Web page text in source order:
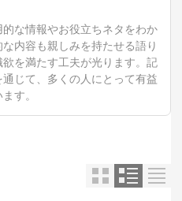
な情報やお役立ちネタをわか
内容も親しみを持たせる語り
を満たす工夫が光ります。記
じて、多くの人にとって有益
す。